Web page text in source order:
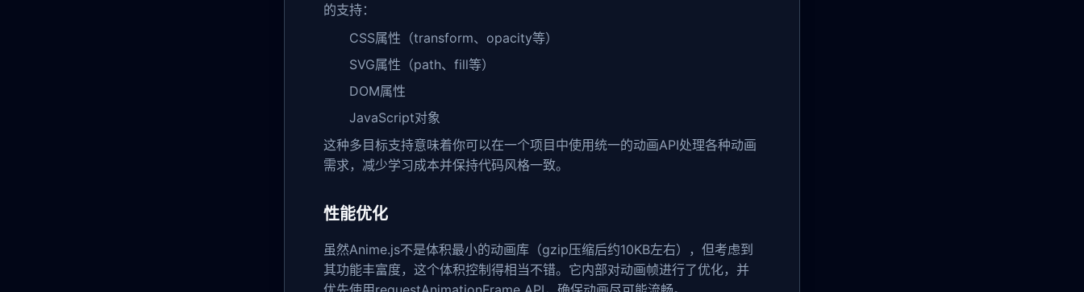
的支持：
CSS属性（transform、opacity等）
SVG属性（path、fill等）
DOM属性
JavaScript对象
这种多目标支持意味着你可以在一个项目中使用统一的动画API处理各种动画
需求，减少学习成本并保持代码风格一致。
性能优化
虽然Anime.js不是体积最小的动画库（gzip压缩后约10KB左右），但考虑到
其功能丰富度，这个体积控制得相当不错。它内部对动画帧进行了优化，并